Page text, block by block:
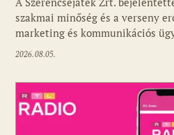
Fotó: media1.hu
szakmai minőség és a verseny
marketing és kommunikációs
2026.08.05.